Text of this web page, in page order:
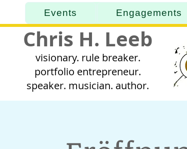
Events Engagements
Chris H. Leeb
visionary. rule breaker.
portfolio entrepreneur.
speaker. musician. author.